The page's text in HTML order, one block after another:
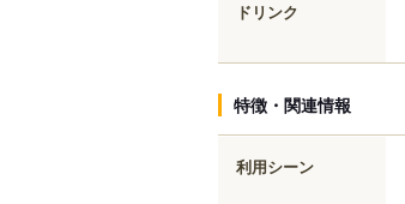
ドリンク
特徴・関連情報
利用シーン